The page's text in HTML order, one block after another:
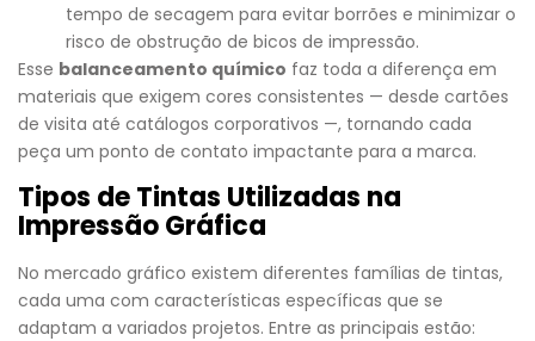
tempo de secagem para evitar borrões e minimizar o
risco de obstrução de bicos de impressão.
Esse balanceamento químico faz toda a diferença em
materiais que exigem cores consistentes — desde cartões
de visita até catálogos corporativos —, tornando cada
peça um ponto de contato impactante para a marca.
Tipos de Tintas Utilizadas na
Impressão Gráfica
No mercado gráfico existem diferentes famílias de tintas,
cada uma com características específicas que se
adaptam a variados projetos. Entre as principais estão: